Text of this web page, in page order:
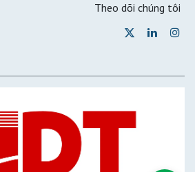
Theo dõi chúng tôi